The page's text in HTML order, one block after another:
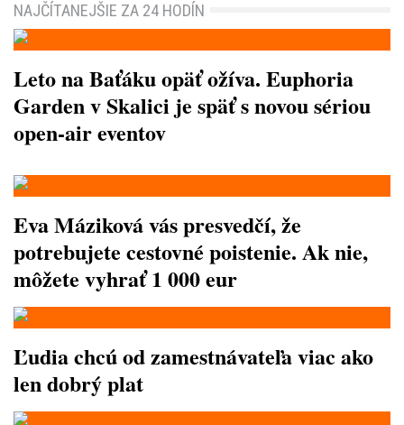
NAJČÍTANEJŠIE ZA 24 HODÍN
Leto na Baťáku opäť ožíva. Euphoria
Garden v Skalici je späť s novou sériou
open-air eventov
Eva Máziková vás presvedčí, že
potrebujete cestovné poistenie. Ak nie,
môžete vyhrať 1 000 eur
Ľudia chcú od zamestnávateľa viac ako
len dobrý plat